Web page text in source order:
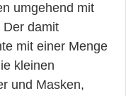
umgehend mit
Der damit
mit einer Menge
kleinen
und Masken,